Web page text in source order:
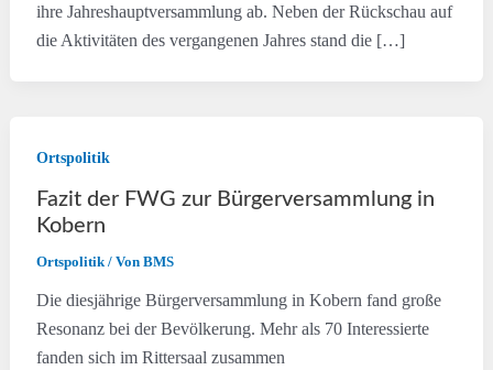
ihre Jahreshauptversammlung ab. Neben der Rückschau auf
die Aktivitäten des vergangenen Jahres stand die […]
Ortspolitik
Fazit der FWG zur Bürgerversammlung in
Kobern
Ortspolitik/ Von BMS
Die diesjährige Bürgerversammlung in Kobern fand große
Resonanz bei der Bevölkerung. Mehr als 70 Interessierte
fanden sich im Rittersaal zusammen